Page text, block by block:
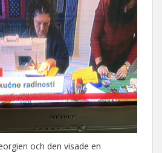
och den visade en